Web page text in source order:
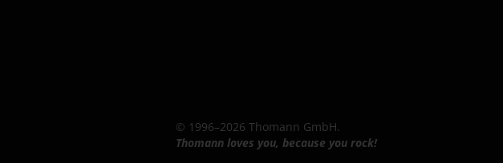
© 1996–2026 Thomann GmbH.
Thomann loves you, because you rock!